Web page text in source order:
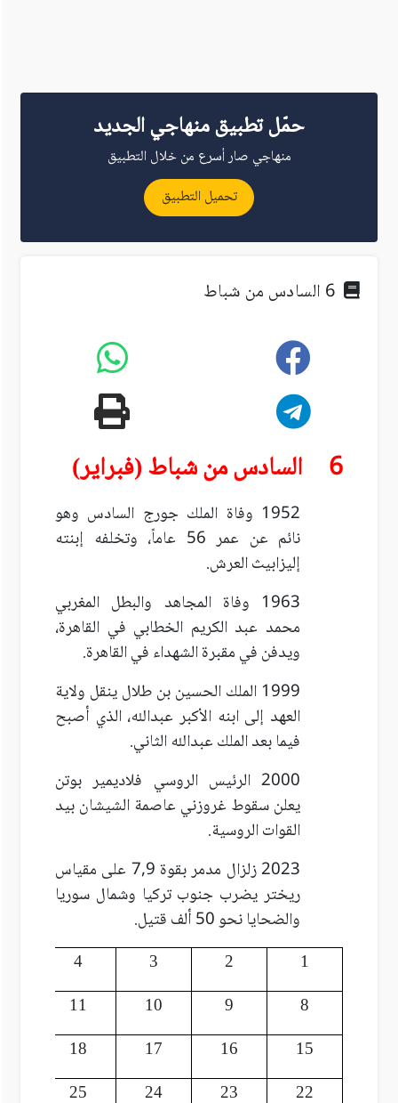
حمّل تطبيق منهاجي الجديد
منهاجي صار أسرع من خلال التطبيق
تحميل التطبيق
6 السادس من شباط (فبراير)
1952 وفاة الملك جورج السادس وهو
نائم عن عمر 56 عاماً، وتخلفه إبنته
إليزابيث العرش.
1963 وفاة المجاهد والبطل المغربي
محمد عبد الكريم الخطابي في القاهرة،
ويدفن في مقبرة الشهداء في القاهرة.
1999 الملك الحسين بن طلال ينقل ولاية
العهد إلى ابنه الأكبر عبدالله، الذي أصبح
فيما بعد الملك عبدالله الثاني.
2000 الرئيس الروسي فلاديمير بوتن
يعلن سقوط غروزني عاصمة الشيشان بيد
القوات الروسية.
2023 زلزال مدمر بقوة 7,9 على مقياس
ريختر يضرب جنوب تركيا وشمال سوريا
والضحايا نحو 50 ألف قتيل.
1
2
3
4
8
9
10
11
15
16
17
18
22
23
24
25